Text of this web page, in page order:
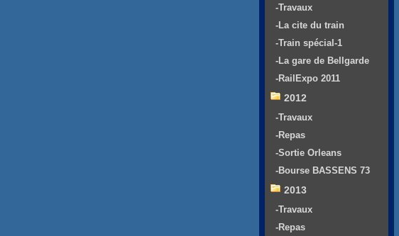
-Travaux
-La cite du train
-Train spécial-1
-La gare de Bellgarde
-RailExpo 2011
2012
-Travaux
-Repas
-Sortie Orleans
-Bourse BASSENS 73
2013
-Travaux
-Repas